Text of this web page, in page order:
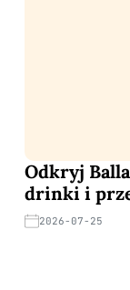
Odkryj
drinki i
2026-07-25